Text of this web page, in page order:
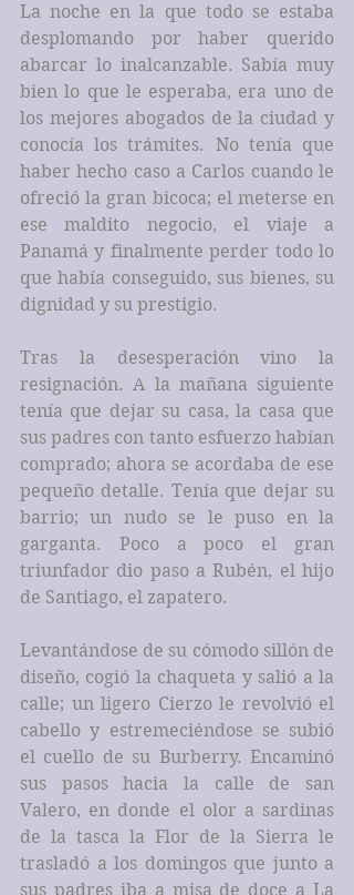
La noche en la que todo se estaba
desplomando por haber querido
abarcar lo inalcanzable. Sabía muy
bien lo que le esperaba, era uno de
los mejores abogados de la ciudad y
conocía los trámites. No tenía que
haber hecho caso a Carlos cuando le
ofreció la gran bicoca; el meterse en
ese maldito negocio, el viaje a
Panamá y finalmente perder todo lo
que había conseguido, sus bienes, su
dignidad y su prestigio.
Tras la desesperación vino la
resignación. A la mañana siguiente
tenía que dejar su casa, la casa que
sus padres con tanto esfuerzo habían
comprado; ahora se acordaba de ese
pequeño detalle. Tenía que dejar su
barrio; un nudo se le puso en la
garganta. Poco a poco el gran
triunfador dio paso a Rubén, el hijo
de Santiago, el zapatero.
Levantándose de su cómodo sillón de
diseño, cogió la chaqueta y salió a la
calle; un ligero Cierzo le revolvió el
cabello y estremeciéndose se subió
el cuello de su Burberry. Encaminó
sus pasos hacia la calle de san
Valero, en donde el olor a sardinas
de la tasca la Flor de la Sierra le
trasladó a los domingos que junto a
sus padres iba a misa de doce a La